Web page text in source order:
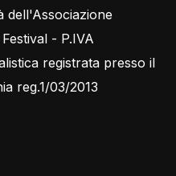
dell'Associazione
- P.IVA
registrata presso il
reg.1/03/2013